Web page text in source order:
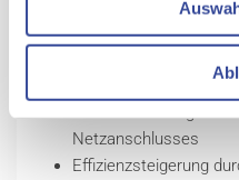
gemäß Forderung der
Die Datenqualität
Dokumentation aller
Netzanschlusses
Effizienzsteigerung